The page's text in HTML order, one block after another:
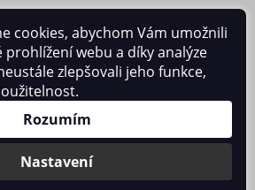
cookies, abychom Vám umožnili
webu a díky analýze
zlepšovali jeho funkce,
Rozumím
Nastavení